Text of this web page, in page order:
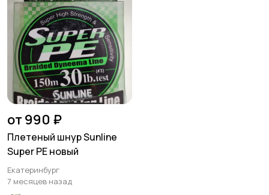
Смазки для лесок и
шнуров
от 990 ₽
Плетеный шнур Sunline
Super PE новый
Екатеринбург
7 месяцев назад